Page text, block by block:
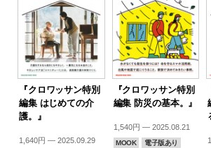
『クロワッサン特別
編集 はじめての介
護。』
1,640円 — 2025.09.29
『クロワッサン特別
編集 防災の基本。』
1,540円 — 2025.08.21
MOOK 電子版あり